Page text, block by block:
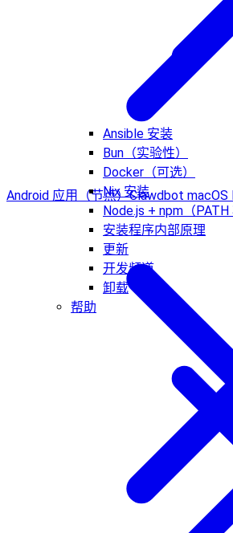
Ansible 安装
Bun（实验性）
Docker（可选）
Nix 安装
Node.js + npm（PATH
安装程序内部原理
更新
开发频道
卸载
帮助
Android 应用（节点）Clawdbot macOS